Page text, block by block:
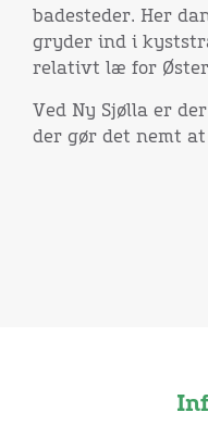
badesteder. Her
gryder ind i
relativt læ for
Ved Ny Sjølla er
der gør det nemt